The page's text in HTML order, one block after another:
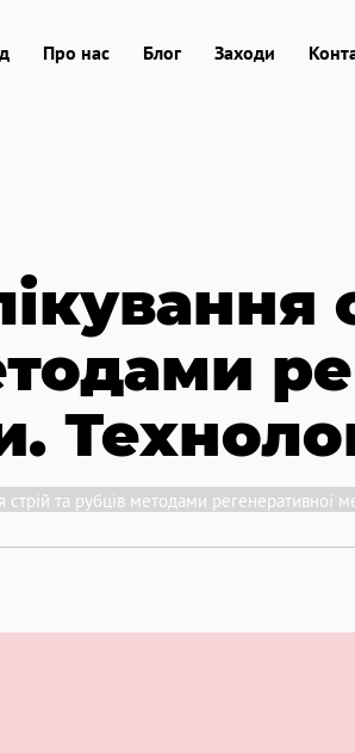
Про нас Блог Заходи
стрій та рубців методами регенеративної